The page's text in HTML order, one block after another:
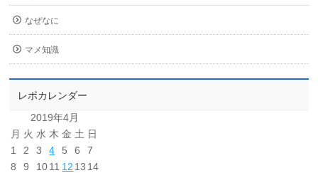
なぜなに
マメ知識
レポカレンダー
2019年4月
月 火 水 木 金 土 日
1
2 3 4 5 6
7
8
9 1011 12 13 14